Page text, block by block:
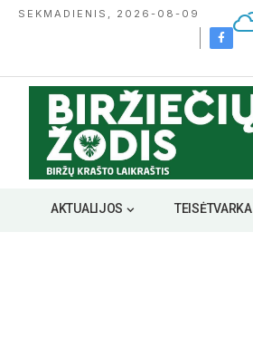
SEKMADIENIS, 2026-08-09
AKTUALIJOS TEISĖTVARKA